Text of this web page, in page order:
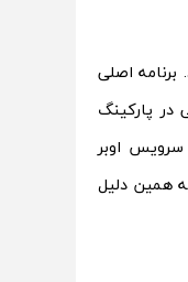
اصلی
پارکینگ
اوبر
همین دلیل